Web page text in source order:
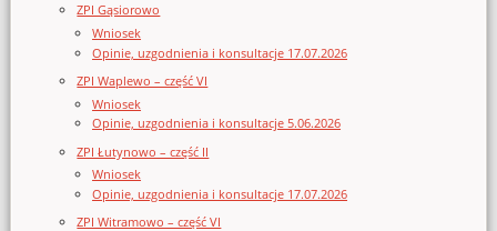
ZPI Gąsiorowo
Wniosek
Opinie, uzgodnienia i konsultacje 17.07.2026
ZPI Waplewo – część VI
Wniosek
Opinie, uzgodnienia i konsultacje 5.06.2026
ZPI Łutynowo – część II
Wniosek
Opinie, uzgodnienia i konsultacje 17.07.2026
ZPI Witramowo – część VI